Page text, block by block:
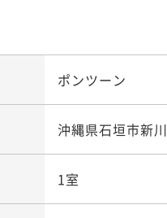
ポンツーン
沖縄県石垣市新
1室